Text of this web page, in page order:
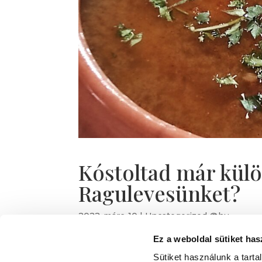
Ez a weboldal sütiket
Sütiket használunk a
Kóstoltad már
Ragulevesünket?
2022-márc-10 | Uncategorized @hu
A Renaissance Étterem egyik kiemelten
visszacsempésszen a köztudatba,